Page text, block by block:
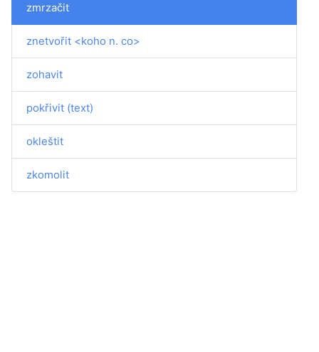
zmrzačit
znetvořit <koho n. co>
zohavit
pokřivit (text)
okleštit
zkomolit